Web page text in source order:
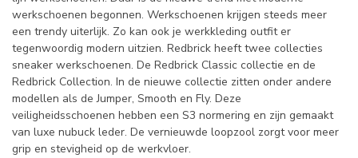
werkschoenen begonnen. Werkschoenen krijgen steeds meer
een trendy uiterlijk. Zo kan ook je werkkleding outfit er
tegenwoordig modern uitzien. Redbrick heeft twee collecties
sneaker werkschoenen. De Redbrick Classic collectie en de
Redbrick Collection. In de nieuwe collectie zitten onder andere
modellen als de Jumper, Smooth en Fly. Deze
veiligheidsschoenen hebben een S3 normering en zijn gemaakt
van luxe nubuck leder. De vernieuwde loopzool zorgt voor meer
grip en stevigheid op de werkvloer.